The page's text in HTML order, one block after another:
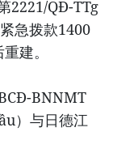
2221/QĐ-TTg
急拨款1400
建。
BNNMT
）与日德江